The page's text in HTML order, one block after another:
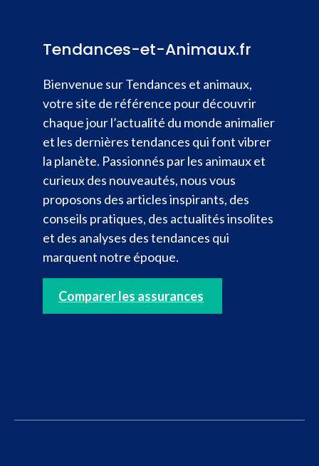
Tendances-et-Animaux.fr
Bienvenue sur Tendances et animaux,
votre site de référence pour découvrir
chaque jour l’actualité du monde animalier
et les dernières tendances qui font vibrer
la planète. Passionnés par les animaux et
curieux des nouveautés, nous vous
proposons des articles inspirants, des
conseils pratiques, des actualités insolites
et des analyses des tendances qui
marquent notre époque.
Comparer les assurances